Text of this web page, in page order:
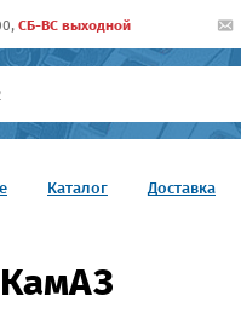
СБ-ВС выходной
Каталог Доставка